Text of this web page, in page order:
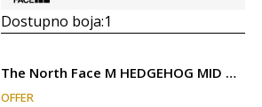
Dostupno boja:1
The North Face M HEDGEHOG MID GORE-TEX
OFFER